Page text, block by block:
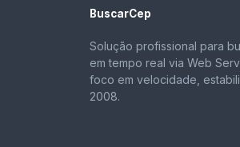
BuscarCep
Solução profissional para
em tempo real via Web
foco em velocidade,
2008.